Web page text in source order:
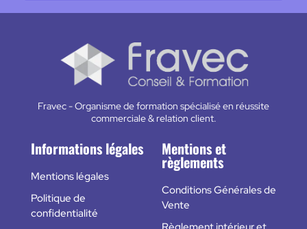
Fravec - Organisme de formation spécialisé en réussite
commerciale & relation client.
Informations légales
Mentions légales
Politique de
confidentialité
Mentions et
règlements
Conditions Générales de
Vente